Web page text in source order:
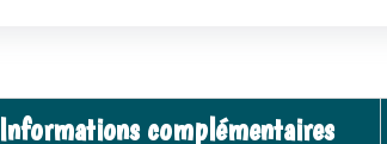
Informations complémentaires